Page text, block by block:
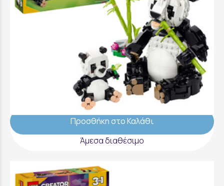
LEGO Creator Wild Animals: Panda Family -
31165
42,99 €
Προσθήκη στο Καλάθι
Άμεσα διαθέσιμο